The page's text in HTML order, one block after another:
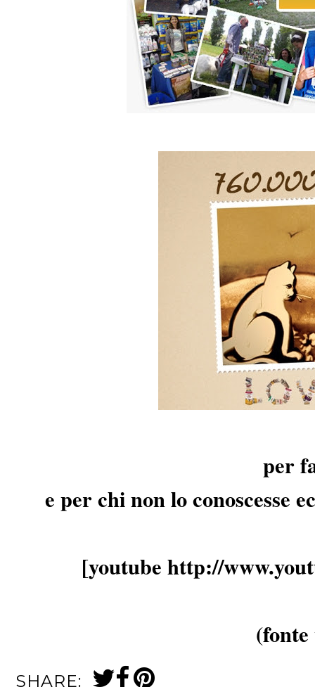
per
e per chi non lo conoscesse
[youtube http://
SHARE: